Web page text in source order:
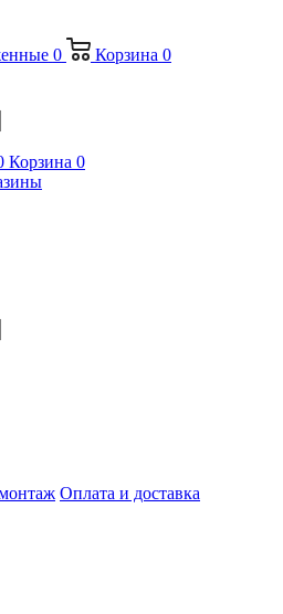
0 Корзина 0
Корзина 0
Оплата и доставка